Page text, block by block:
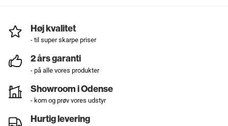
Høj kvalitet
- til super skarpe priser
2 års garanti
- på alle vores produkter
Showroom i Odense
- kom og prøv vores udstyr
Hurtig levering